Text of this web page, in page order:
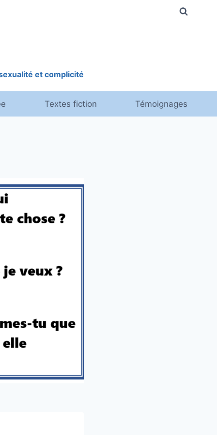
et complicité
Textes fiction Témoignages